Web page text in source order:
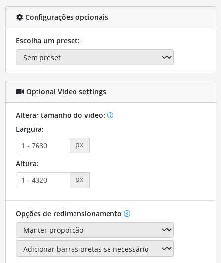
Configurações opcionais
Escolha um preset:
Optional Video settings
Alterar tamanho do vídeo:
Largura:
px
Altura:
px
Opções de redimensionamento